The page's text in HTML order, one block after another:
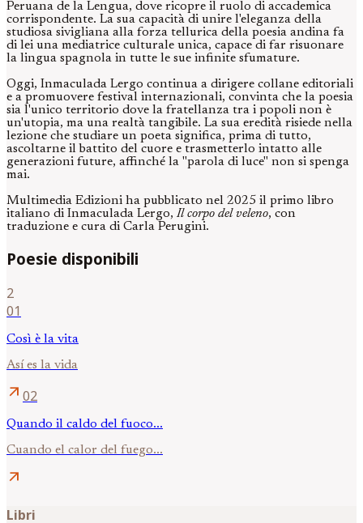
Peruana de la Lengua, dove ricopre il ruolo di accademica
corrispondente. La sua capacità di unire l'eleganza della
studiosa sivigliana alla forza tellurica della poesia andina fa
di lei una mediatrice culturale unica, capace di far risuonare
la lingua spagnola in tutte le sue infinite sfumature.
Oggi, Inmaculada Lergo continua a dirigere collane editoriali
e a promuovere festival internazionali, convinta che la poesia
sia l'unico territorio dove la fratellanza tra i popoli non è
un'utopia, ma una realtà tangibile. La sua eredità risiede nella
lezione che studiare un poeta significa, prima di tutto,
ascoltarne il battito del cuore e trasmetterlo intatto alle
generazioni future, affinché la "parola di luce" non si spenga
mai.
Multimedia Edizioni ha pubblicato nel 2025 il primo libro
italiano di Inmaculada Lergo, Il corpo del veleno, con
traduzione e cura di Carla Perugini.
Poesie disponibili
2
01
Così è la vita
Así es la vida
arrow_outward 02
Quando il caldo del fuoco...
Cuando el calor del fuego...
arrow_outward
Libri